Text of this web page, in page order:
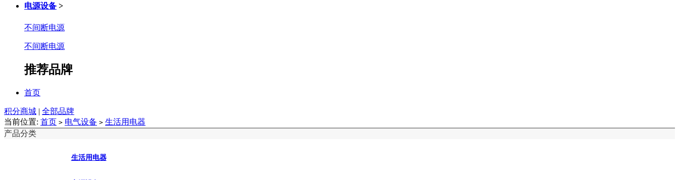
电源设备 >
不间断电源
不间断电源
推荐品牌
首页
积分商城 | 全部品牌
当前位置: 首页 > 电气设备 > 生活用电器
产品分类
生活用电器